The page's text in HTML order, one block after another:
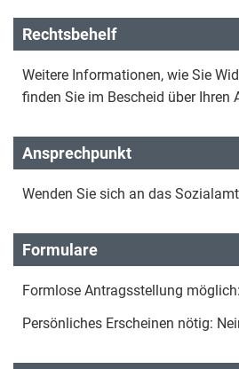
Rechtsbehelf
Weitere Informationen, wie Sie
finden Sie im Bescheid über Ihren
Ansprechpunkt
Wenden Sie sich an das
Formulare
Formlose Antragsstellung
Persönliches Erscheinen nötig: